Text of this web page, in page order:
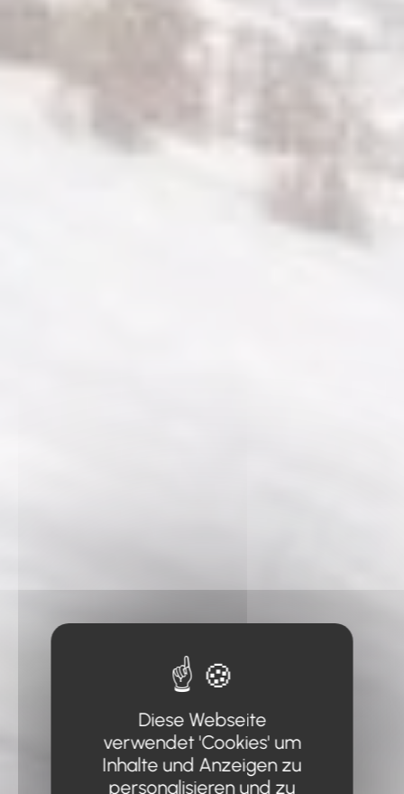
Diese Webseite
verwendet 'Cookies' um
Inhalte und Anzeigen zu
personalisieren und zu